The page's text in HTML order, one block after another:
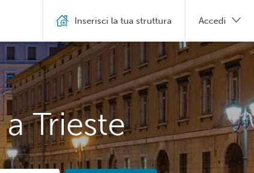
Trieste
Inserisci la tua struttura Accedi